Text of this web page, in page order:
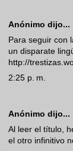
Anónimo dijo...
Para seguir con
un disparate
http://
2:25 p. m.
Anónimo dijo...
Al leer el título,
el otro infinitivo